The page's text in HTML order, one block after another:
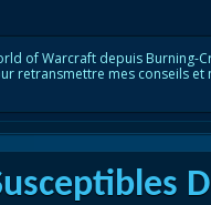
of Warcraft depuis Burning-
retransmettre mes conseils